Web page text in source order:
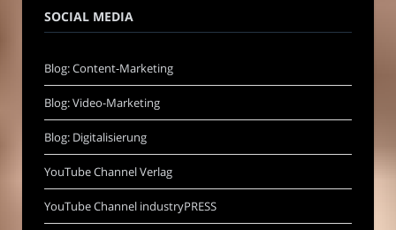
SOCIAL MEDIA
Blog: Content-Marketing
Blog: Video-Marketing
Blog: Digitalisierung
YouTube Channel Verlag
YouTube Channel industryPRESS